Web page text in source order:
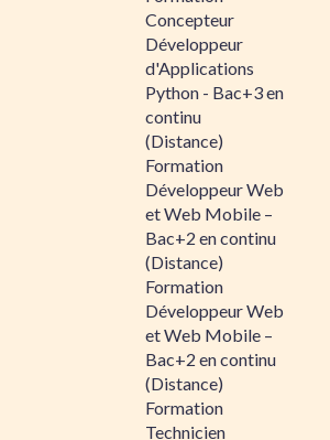
Concepteur
Développeur
d'Applications
Python - Bac+3 en
continu
(Distance)
Formation
Développeur Web
et Web Mobile –
Bac+2 en continu
(Distance)
Formation
Développeur Web
et Web Mobile –
Bac+2 en continu
(Distance)
Formation
Technicien